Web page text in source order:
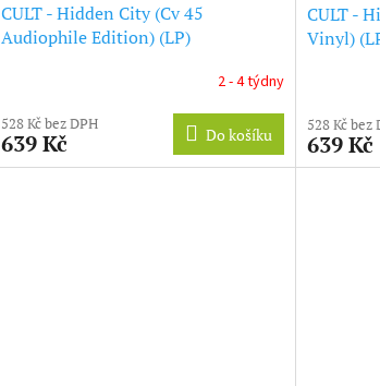
CULT - Hidden City (Cv 45
Audiophile Edition) (LP)
2 - 4 týdny
528 Kč bez DPH
639 Kč Do košíku
CULT -
Vinyl)
528 Kč bez
639 Kč